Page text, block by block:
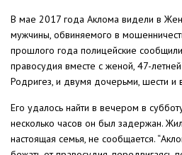
В мае 2017 года Аклома видели в
мужчины, обвиняемого в
прошлого года полицейские
правосудия вместе с женой, 47-
Родригез, и двумя дочерьми, шести и
Его удалось найти в вечером в
несколько часов он был задержан.
настоящая семья, не сообщается.